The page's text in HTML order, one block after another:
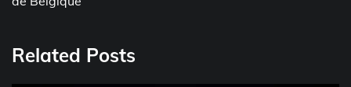
Related Posts